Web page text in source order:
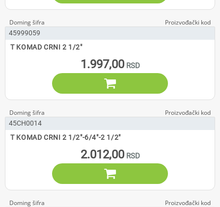
45999059
T KOMAD CRNI 2 1/2"
1.997,00

45CH0014
T KOMAD CRNI 2 1/2"-6/4"-2 1/2"
2.012,00
